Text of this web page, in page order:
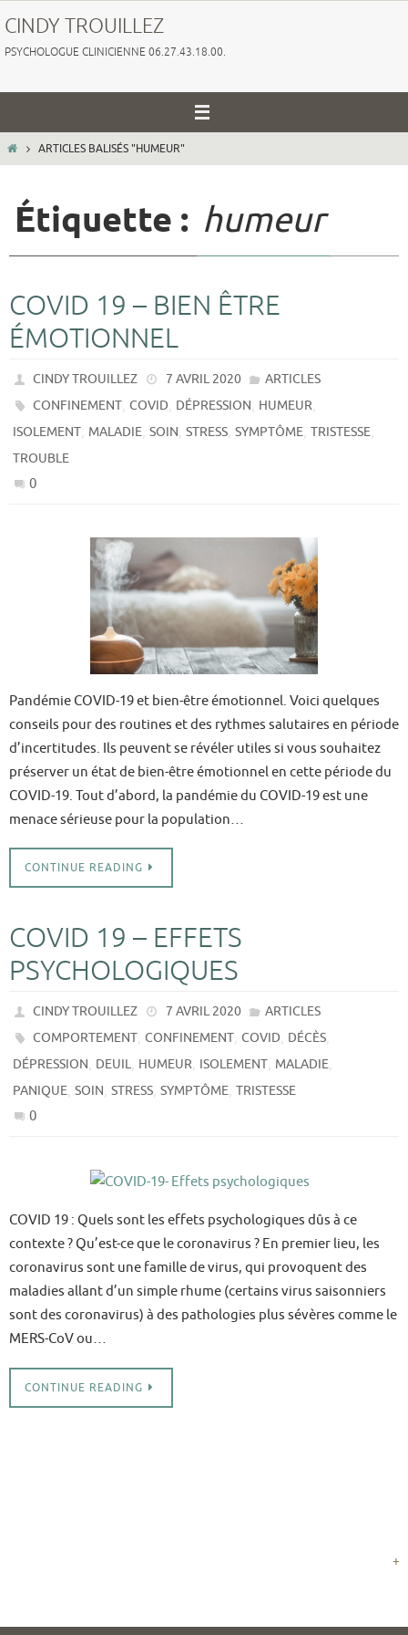
vers
le
CINDY TROUILLEZ
PSYCHOLOGUE CLINICIENNE 06.27.43.18.00.
HOMEARTICLES BALISÉS "HUMEUR"
Étiquette : humeur
COVID 19 – BIEN ÊTRE
ÉMOTIONNEL
CINDY TROUILLEZ 7 AVRIL 2020
ARTICLES
CONFINEMENT,COVID, DÉPRESSION, HUMEUR,
ISOLEMENT, MALADIE, SOIN, STRESS, SYMPTÔME, TRISTESSE,
TROUBLE
0
Pandémie COVID-19 et bien-être émotionnel. Voici quelques
conseils pour des routines et des rythmes salutaires en période
d’incertitudes. Ils peuvent se révéler utiles si vous souhaitez
préserver un état de bien-être émotionnel en cette période du
COVID-19. Tout d’abord, la pandémie du COVID-19 est une
menace sérieuse pour la population…
CONTINUE READING
COVID 19 – EFFETS
PSYCHOLOGIQUES
CINDY TROUILLEZ 7 AVRIL 2020
ARTICLES
COMPORTEMENT,CONFINEMENT,COVID, DÉCÈS,
DÉPRESSION, DEUIL, HUMEUR, ISOLEMENT, MALADIE,
PANIQUE, SOIN, STRESS, SYMPTÔME, TRISTESSE
0
COVID 19 : Quels sont les effets psychologiques dûs à ce
contexte ? Qu’est-ce que le coronavirus ? En premier lieu, les
coronavirus sont une famille de virus, qui provoquent des
maladies allant d’un simple rhume (certains virus saisonniers
sont des coronavirus) à des pathologies plus sévères comme le
MERS-CoV ou…
CONTINUE READING
+